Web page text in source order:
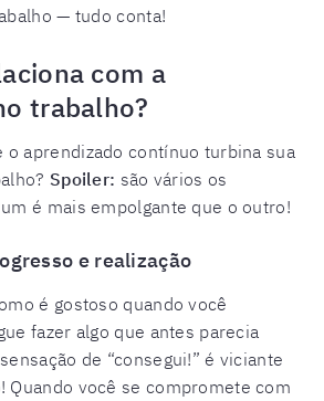
— tudo conta!
com a
trabalho?
o aprendizado contínuo turbina sua
Spoiler: são vários os
é mais empolgante que o outro!
e realização
é gostoso quando você
fazer algo que antes parecia
de “consegui!” é viciante
Quando você se compromete com